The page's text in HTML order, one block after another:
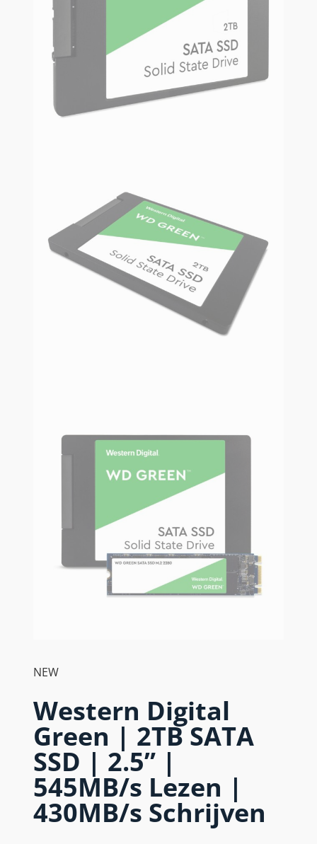
NEW
Western Digital
Green | 2TB SATA
SSD | 2.5” |
545MB/s Lezen |
430MB/s Schrijven